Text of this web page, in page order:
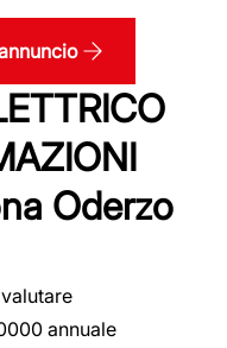
Oderzo
annuale